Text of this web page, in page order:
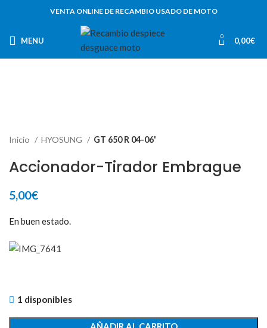
VENTA ONLINE DE RECAMBIO USADO DE MOTO
MENU 0 0,00€
Inicio HYOSUNG GT 650 R 04-06'
Accionador-Tirador Embrague
5,00€
En buen estado.
1 disponibles